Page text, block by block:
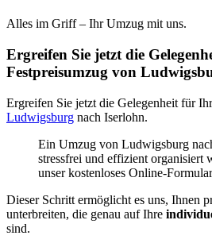
Alles im Griff – Ihr Umzug mit uns.
Ergreifen Sie jetzt die
Festpreisumzug von
Ergreifen Sie jetzt die Gelegenheit für
Ludwigsburg nach Iserlohn.
Ein Umzug von Ludwigsburg
stressfrei und effizient organisiert
unser kostenloses Online-
Dieser Schritt ermöglicht es uns, Ihnen
unterbreiten, die genau auf Ihre
sind.